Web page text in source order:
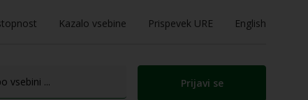
Kazalo vsebine Prispevek URE English
Prijavi se